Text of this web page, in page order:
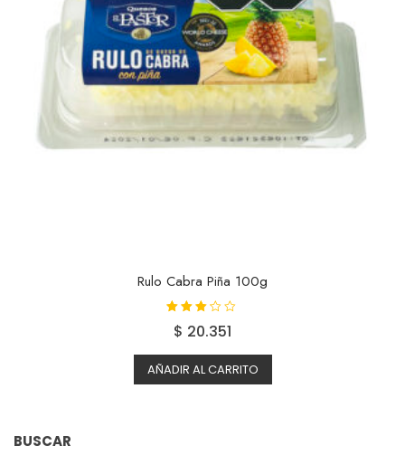
Rulo Cabra Piña 100g
Valorad
o con
de 5
$ 20.351
AÑADIR AL CARRITO
BUSCAR